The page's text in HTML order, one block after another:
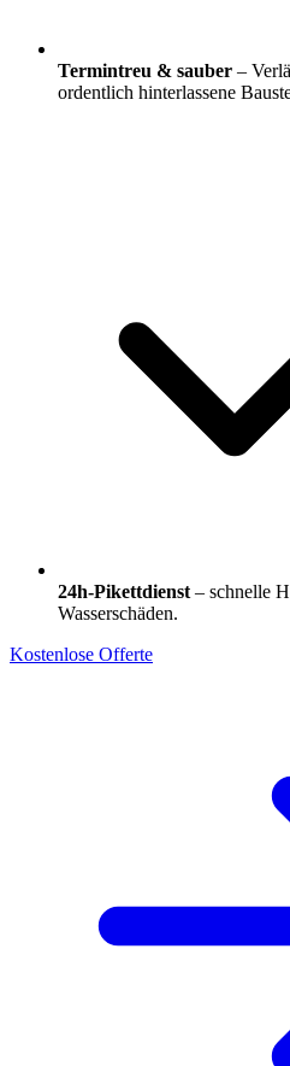
Termintreu & sauber –
ordentlich hinterlassene
24h-Pikettdienst – schnelle
Wasserschäden.
Kostenlose Offerte